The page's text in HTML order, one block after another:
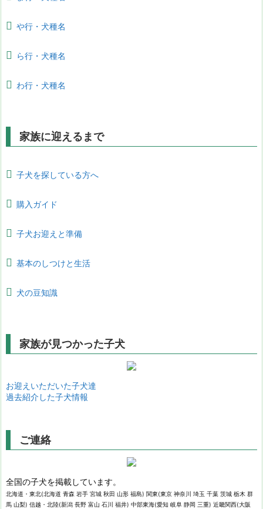
や行・犬種名
ら行・犬種名
わ行・犬種名
家族に迎えるまで
子犬を探している方へ
購入ガイド
子犬お迎えと準備
基本のしつけと生活
犬の豆知識
家族が見つかった子犬
お迎えいただいた子犬達
過去紹介した子犬情報
ご連絡
全国の子犬を掲載しています。
北海道・東北(北海道 青森 岩手 宮城 秋田 山形 福島) 関東(東京 神奈川 埼玉 千葉 茨城 栃木 群
馬 山梨) 信越・北陸(新潟 長野 富山 石川 福井) 中部東海(愛知 岐阜 静岡 三重) 近畿関西(大阪